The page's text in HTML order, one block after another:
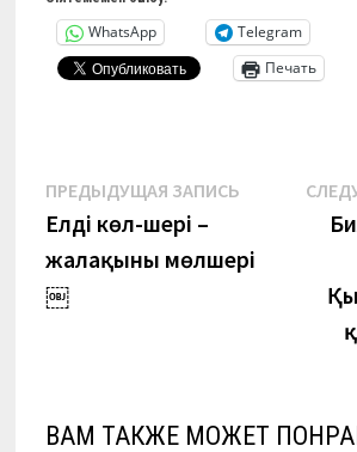
WhatsApp
Telegram
Печать
Навигация
по
записям
ПРЕДЫДУЩАЯ ЗАПИСЬ
Елдің көл-шері –
жалақының мөлшері
￼
ВАМ ТАКЖЕ МОЖЕТ